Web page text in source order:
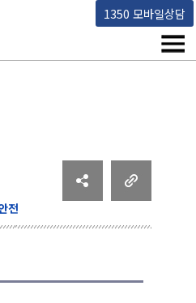
1350 모바일상담
운영기관 고객상담센터
메
전